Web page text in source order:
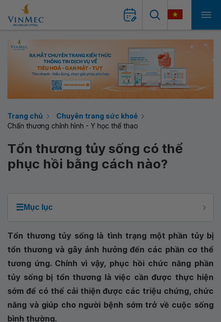
Trang chủ
Chuyên trang sức khoẻ
Chấn thương chỉnh hình - Y học thể thao
Tổn thương tủy sống có thể
phục hồi bằng cách nào?
☰Mục lục
Tổn thương tủy sống là tình trạng một phần tủy bị
tổn thương và gây ảnh hưởng đến các phần cơ thể
tương ứng. Chính vì vậy, phục hồi chức năng phần
tủy sống bị tổn thương là việc cần được thực hiện
sớm để có thể cải thiện được các triệu chứng, chức
năng và giúp cho người bệnh sớm trở về cuộc sống
bình thường.